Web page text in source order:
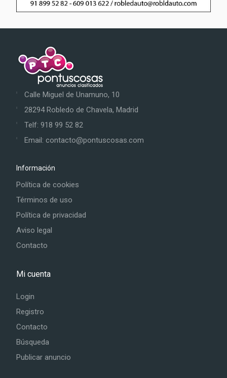
Calle Miguel de Unamuno, 10
28294 Robledo de Chavela, Madrid
Telf: 918 99 52 82
Email: contacto@pontuscosas.com
Información
Política de cookies
Términos de uso
Política de privacidad
Aviso legal
Contacto
Mi cuenta
Login
Registro
Contacto
Búsqueda
Publicar anuncio